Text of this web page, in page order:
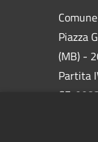
Piazza
(MB) -
Partita
CF: